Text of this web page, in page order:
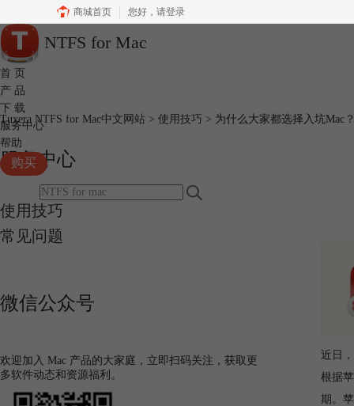
商城首页 您好， 请登录
NTFS for Mac
首 页
产 品
下 载
服务中心
帮助
购买
Tuxera NTFS for Mac中文网站 > 使用技巧 > 为什么大家都选择入坑Mac
服务中心
使用技巧
常见问题
微信公众号
欢迎加入 Mac 产品的大家庭，立即扫码关注，获取更
多软件动态和资源福利。
近日
根据
期。